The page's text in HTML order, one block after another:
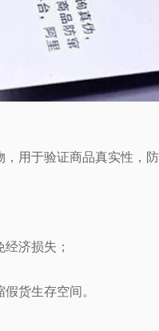
用于验证商品真实性，
济损失；
货生存空间。